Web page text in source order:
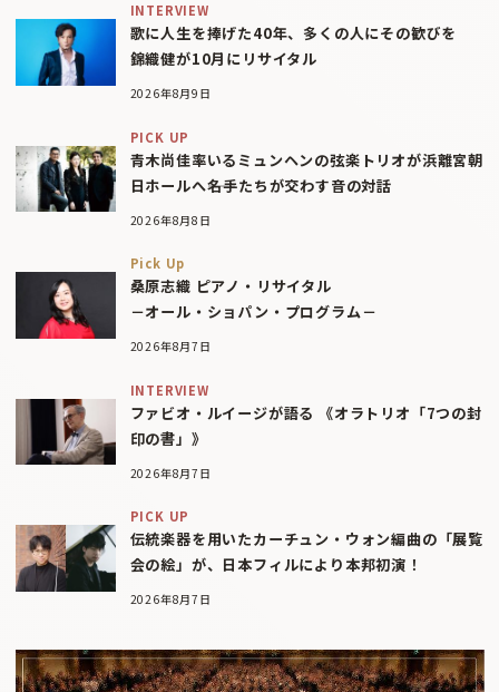
INTERVIEW
歌に人生を捧げた40年、多くの人にその歓びを
錦織健が10月にリサイタル
2026年8月9日
PICK UP
青木尚佳率いるミュンヘンの弦楽トリオが浜離宮朝
日ホールへ――名手たちが交わす音の対話
2026年8月8日
Pick Up
桑原志織 ピアノ・リサイタル
－オール・ショパン・プログラム－
2026年8月7日
INTERVIEW
ファビオ・ルイージが語る 《オラトリオ「7つの封
印の書」》
2026年8月7日
PICK UP
伝統楽器を用いたカーチュン・ウォン編曲の「展覧
会の絵」が、日本フィルにより本邦初演！
2026年8月7日